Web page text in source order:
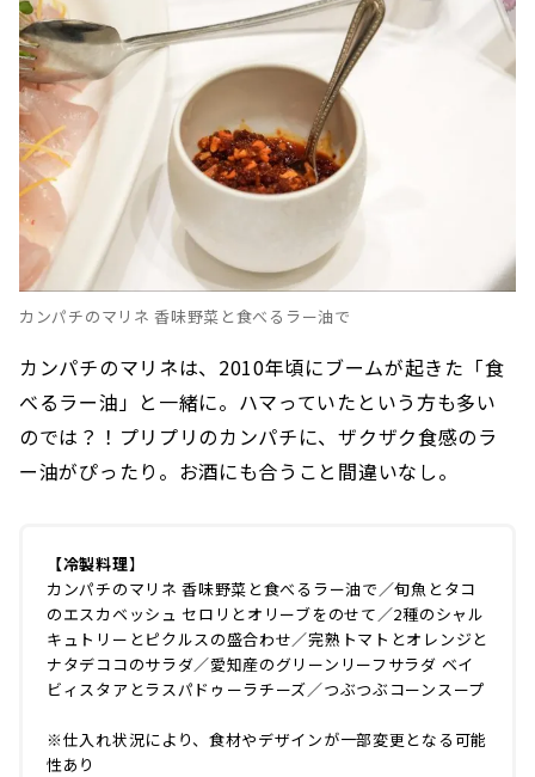
カンパチのマリネ 香味野菜と食べるラー油で
カンパチのマリネは、2010年頃にブームが起きた「食
べるラー油」と一緒に。ハマっていたという方も多い
のでは？！プリプリのカンパチに、ザクザク食感のラ
ー油がぴったり。お酒にも合うこと間違いなし。
【冷製料理】
カンパチのマリネ 香味野菜と食べるラー油で／旬魚とタコ
のエスカベッシュ セロリとオリーブをのせて／2種のシャル
キュトリーとピクルスの盛合わせ／完熟トマトとオレンジと
ナタデココのサラダ／愛知産のグリーンリーフサラダ ベイ
ビィスタアとラスパドゥーラチーズ／つぶつぶコーンスープ
※仕入れ状況により、食材やデザインが一部変更となる可能
性あり